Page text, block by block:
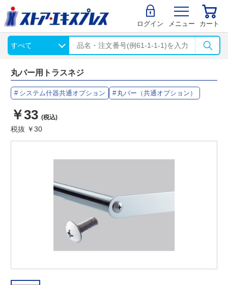
ログイン メニュー カート
丸バー用トラスネジ
システム什器共通オプション 丸バー（共通オプション）
￥33 (税込)
税抜 ￥30